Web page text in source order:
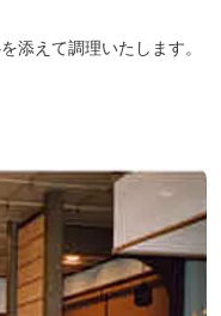
添えて調理いたします。